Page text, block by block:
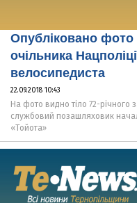
Опубліковано фото
очільника
велосипедиста
22.09.2018 10:43
На фото видно тіло 72-річного
службовий позашляховик
«Тойота»